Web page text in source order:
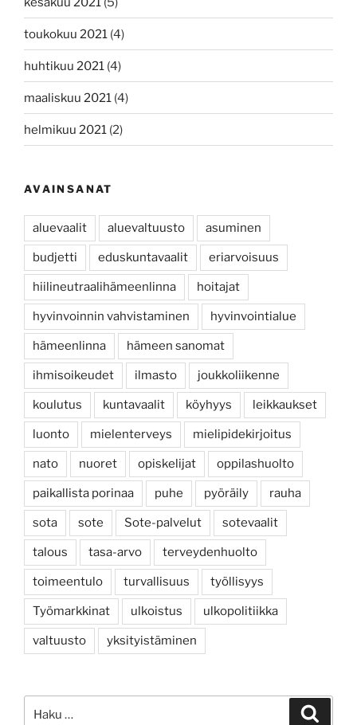
toukokuu 2021 (4)
huhtikuu 2021 (4)
maaliskuu 2021 (4)
helmikuu 2021 (2)
AVAINSANAT
aluevaalit aluevaltuusto asuminen
budjetti eduskuntavaalit eriarvoisuus
hiilineutraalihämeenlinna hoitajat
hyvinvoinnin vahvistaminen hyvinvointialue
hämeenlinna hämeen sanomat
ihmisoikeudet ilmasto joukkoliikenne
koulutus kuntavaalit köyhyys leikkaukset
luonto mielenterveys mielipidekirjoitus
nato nuoret opiskelijat oppilashuolto
paikallista porinaa puhe pyöräily rauha
sota sote Sote-palvelut sotevaalit
talous tasa-arvo terveydenhuolto
toimeentulo turvallisuus työllisyys
Työmarkkinat ulkoistus ulkopolitiikka
valtuusto yksityistäminen